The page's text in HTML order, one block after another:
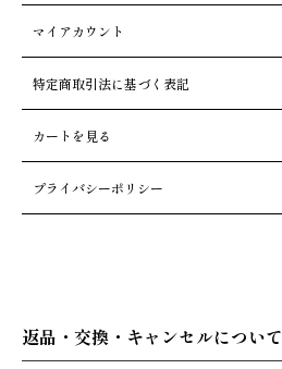
マイアカウント
特定商取引法に基づく表記
カートを見る
プライバシーポリシー
返品・交換・キャンセルについて